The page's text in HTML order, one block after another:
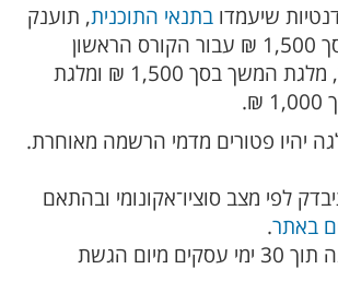
שיעמדו בתנאי התוכנית, תוענק
מלגה ראשונה בסך 1,500 ₪ עבור הקורס הראשון
בסמסטר הראשון, מלגת המשך בסך 1,500 ₪ ומלגת
יהיו פטורים מדמי הרשמה מאוחרת.
לפי מצב סוציו־אקונומי ובהתאם
באתר.
תשובות תתקבלנה תוך 30 ימי עסקים מיום הגשת